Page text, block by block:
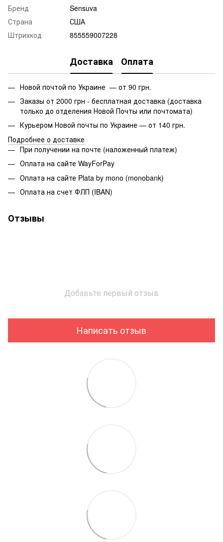
Бренд
Sensuva
Страна
США
Штрихкод
855559007228
Доставка Оплата
Новой почтой по Украине — от 90 грн.
Заказы от 2000 грн - бесплатная доставка (доставка
только до отделения Новой Почты или почтомата)
Курьером Новой почты по Украине — от 140 грн.
Подробнее о доставке
При получении на почте (наложенный платеж)
Оплата на сайте WayForPay
Оплата на сайте Plata by mono (monobank)
Оплата на счет ФЛП (IBAN)
Отзывы
Добавьте первый отзыв
Написать отзыв